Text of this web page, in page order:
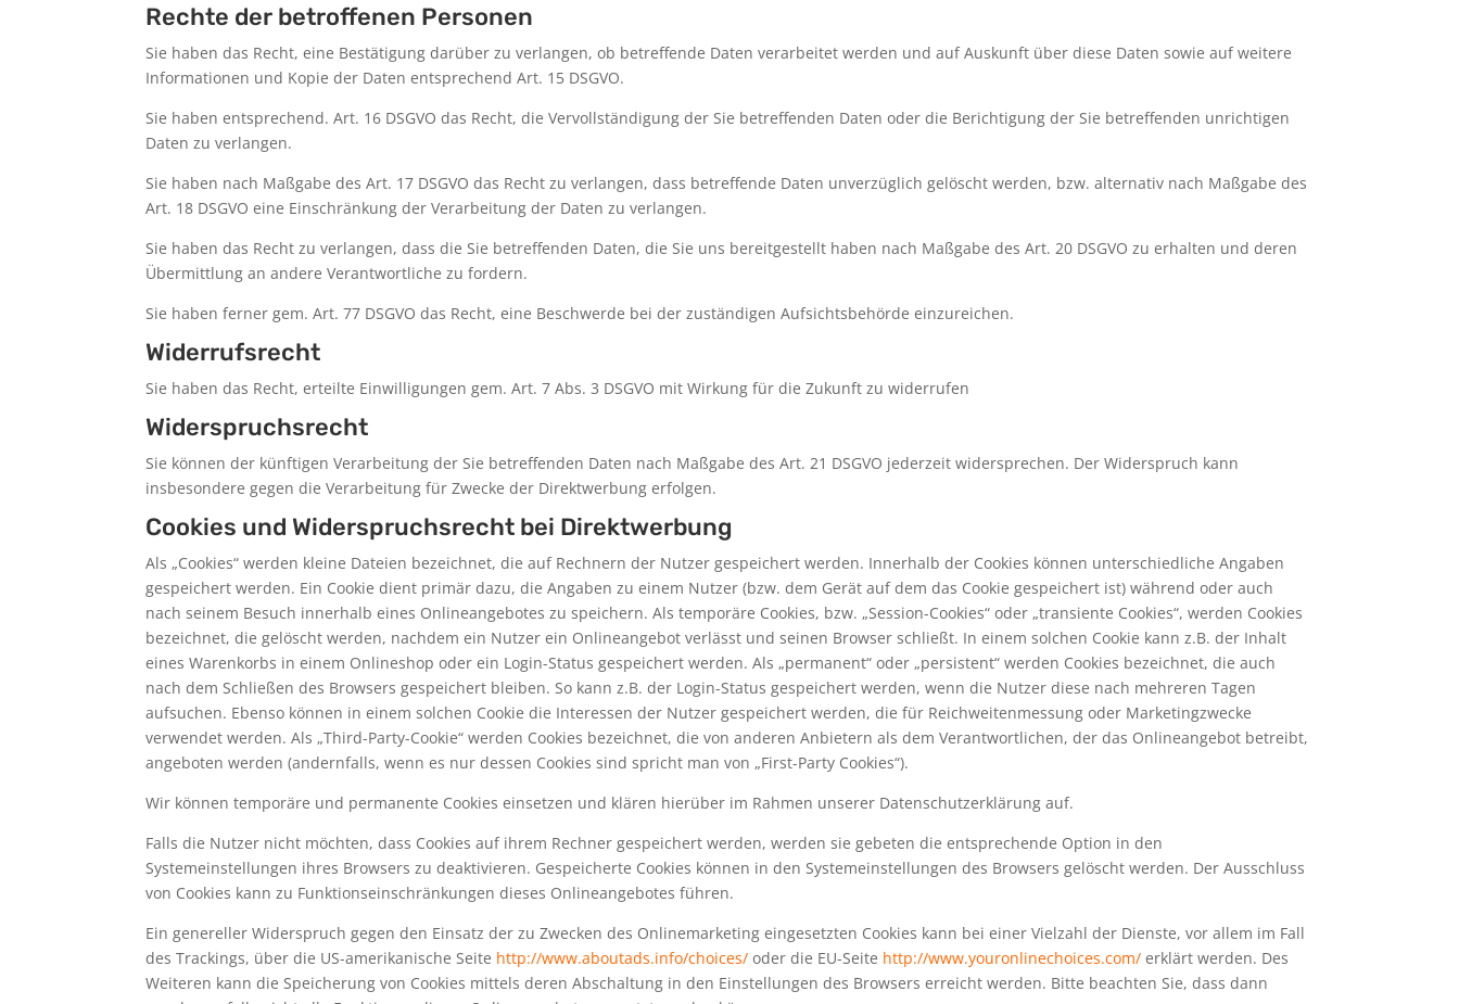
Rechte der betroffenen Personen
Sie haben das Recht, eine Bestätigung darüber zu verlangen, ob betreffende Daten verarbeitet werden und auf Auskunft über diese Daten sowie auf weitere
Informationen und Kopie der Daten entsprechend Art. 15 DSGVO.
Sie haben entsprechend. Art. 16 DSGVO das Recht, die Vervollständigung der Sie betreffenden Daten oder die Berichtigung der Sie betreffenden unrichtigen
Daten zu verlangen.
Sie haben nach Maßgabe des Art. 17 DSGVO das Recht zu verlangen, dass betreffende Daten unverzüglich gelöscht werden, bzw. alternativ nach Maßgabe des
Art. 18 DSGVO eine Einschränkung der Verarbeitung der Daten zu verlangen.
Sie haben das Recht zu verlangen, dass die Sie betreffenden Daten, die Sie uns bereitgestellt haben nach Maßgabe des Art. 20 DSGVO zu erhalten und deren
Übermittlung an andere Verantwortliche zu fordern.
Sie haben ferner gem. Art. 77 DSGVO das Recht, eine Beschwerde bei der zuständigen Aufsichtsbehörde einzureichen.
Widerrufsrecht
Sie haben das Recht, erteilte Einwilligungen gem. Art. 7 Abs. 3 DSGVO mit Wirkung für die Zukunft zu widerrufen
Widerspruchsrecht
Sie können der künftigen Verarbeitung der Sie betreffenden Daten nach Maßgabe des Art. 21 DSGVO jederzeit widersprechen. Der Widerspruch kann
insbesondere gegen die Verarbeitung für Zwecke der Direktwerbung erfolgen.
Cookies und Widerspruchsrecht bei Direktwerbung
Als „Cookies“ werden kleine Dateien bezeichnet, die auf Rechnern der Nutzer gespeichert werden. Innerhalb der Cookies können unterschiedliche Angaben
gespeichert werden. Ein Cookie dient primär dazu, die Angaben zu einem Nutzer (bzw. dem Gerät auf dem das Cookie gespeichert ist) während oder auch
nach seinem Besuch innerhalb eines Onlineangebotes zu speichern. Als temporäre Cookies, bzw. „Session-Cookies“ oder „transiente Cookies“, werden Cookies
bezeichnet, die gelöscht werden, nachdem ein Nutzer ein Onlineangebot verlässt und seinen Browser schließt. In einem solchen Cookie kann z.B. der Inhalt
eines Warenkorbs in einem Onlineshop oder ein Login-Status gespeichert werden. Als „permanent“ oder „persistent“ werden Cookies bezeichnet, die auch
nach dem Schließen des Browsers gespeichert bleiben. So kann z.B. der Login-Status gespeichert werden, wenn die Nutzer diese nach mehreren Tagen
aufsuchen. Ebenso können in einem solchen Cookie die Interessen der Nutzer gespeichert werden, die für Reichweitenmessung oder Marketingzwecke
verwendet werden. Als „Third-Party-Cookie“ werden Cookies bezeichnet, die von anderen Anbietern als dem Verantwortlichen, der das Onlineangebot betreibt,
angeboten werden (andernfalls, wenn es nur dessen Cookies sind spricht man von „First-Party Cookies“).
Wir können temporäre und permanente Cookies einsetzen und klären hierüber im Rahmen unserer Datenschutzerklärung auf.
Falls die Nutzer nicht möchten, dass Cookies auf ihrem Rechner gespeichert werden, werden sie gebeten die entsprechende Option in den
Systemeinstellungen ihres Browsers zu deaktivieren. Gespeicherte Cookies können in den Systemeinstellungen des Browsers gelöscht werden. Der Ausschluss
von Cookies kann zu Funktionseinschränkungen dieses Onlineangebotes führen.
Ein genereller Widerspruch gegen den Einsatz der zu Zwecken des Onlinemarketing eingesetzten Cookies kann bei einer Vielzahl der Dienste, vor allem im Fall
des Trackings, über die US-amerikanische Seite http://www.aboutads.info/choices/ oder die EU-Seite http://www.youronlinechoices.com/ erklärt werden. Des
Weiteren kann die Speicherung von Cookies mittels deren Abschaltung in den Einstellungen des Browsers erreicht werden. Bitte beachten Sie, dass dann